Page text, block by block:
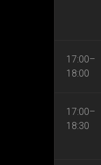
17:00–
18:00
17:00–
18:30